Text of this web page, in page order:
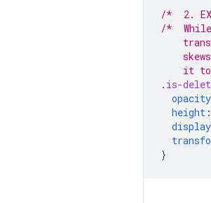
/*  2.
/*
it
. is-
opacity
height :
display
}